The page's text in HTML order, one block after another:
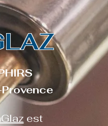
est